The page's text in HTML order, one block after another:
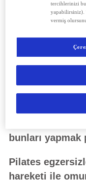
1. Isınma
Atlamayın
Pilates
sakatlanmayı
ısınma
bunları
Pilates
hareketi ile
tercihlerinizi
yapabilirsiniz).
vermiş